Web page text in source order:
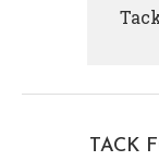
TACK